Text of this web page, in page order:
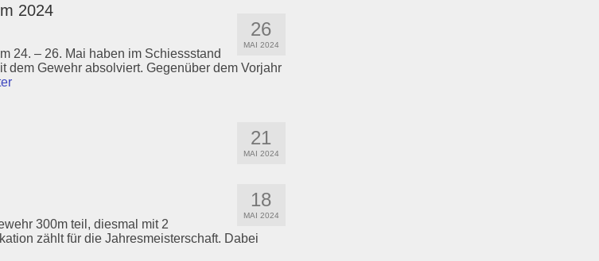
26
MAI 2024
2024
24. – 26. Mai haben im Schiessstand
dem Gewehr absolviert. Gegenüber dem Vorjahr
21
MAI 2024
18
MAI 2024
300m teil, diesmal mit 2
zählt für die Jahresmeisterschaft. Dabei